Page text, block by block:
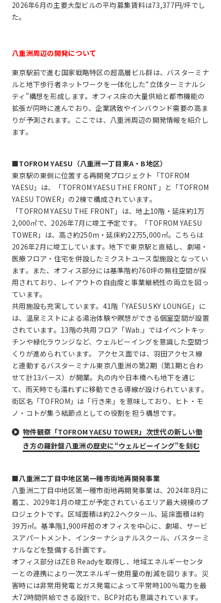
2026年6月の主要大型ビルの平均募集賃料は73,377円/坪でし
た。
八重洲周辺の開発について
東京駅前で進む国家戦略特区の超高層ビル群は、バスターミナ
ルと地下歩行者ネットワークを一体化した“立体ターミナルシ
ティ”構想を形成します。オフィス床の大量供給と都市機能の
拡張が同時に進んでおり、企業誘致やインバウンド需要の高ま
りが予測されます。ここでは、八重洲周辺の開発情報を紹介し
ます。
■TOFROM YAESU（八重洲一丁目東A・B地区）
東京駅の東側に位置する再開発プロジェクト「TOFROM
YAESU」は、「TOFROM YAESU THE FRONT」と「TOFROM
YAESU TOWER」の2棟で構成されています。
「TOFROM YAESU THE FRONT」は、地上10階・延床約1万
2,000㎡で、2026年7月に竣工予定です。「TOFROM YAESU
TOWER」は、高さ約250m・延床約22万5,000㎡。こちらは
2026年2月に竣工しています。地下で東京駅と直結し、劇場・
医療フロア・住宅を併設したミクストユース型施設となってい
ます。また、オフィス部分には基準階約760坪の無柱空間が採
用されており、レイアウトの自由度と事業継続性の両立を図っ
ています。
共用施設も充実しています。41階「YAESU SKY LOUNGE」に
は、温泉ミストによる湯治体験や瞑想ができる個室空間が設置
されています。13階の共用フロア「Wab.」ではイベントキッ
チンや緑化ラウンジなど、ウェルビーイングを意識した空間づ
くりが進められています。 アクセス面では、羽田アクセス線
と連動するバスターミナル東京八重洲の第2期（第1期と合わ
せて計13バース）が開業。丸の内や日本橋へも地下を通じ
て、雨天時でも濡れずに移動できる導線が設けられています。
街区名「TOFROM」は「行き来」を意味しており、ヒト・モ
ノ・コトが集う結節点としての役割を担う構想です。
物件観察「TOFROM YAESU TOWER」次世代の新しい働
き方の羅針盤八重洲の歴史に“ウェルビーイング”を刻む
■八重洲二丁目中地区第一種市街地再開発事業
八重洲二丁目中地区第一種市街地再開発事業は、2024年8月に
着工、2029年1月の竣工が予定されているエリア最大規模のプ
ロジェクトです。区域面積は約2.2ヘクタール、延床面積は約
39万㎡。基準階1,900坪超のオフィスを中心に、劇場、サービ
スアパートメント、インターナショナルスクール、バスターミ
ナルなどを整備する計画です。
オフィス部分はZEB Readyを取得し、地域エネルギーセンタ
ーとの連携により一次エネルギー使用量の削減を図ります。災
害時には非常用発電とガス発電によって平常時100％電力を最
大72時間供給できる設計で、BCP対応も意識されています。